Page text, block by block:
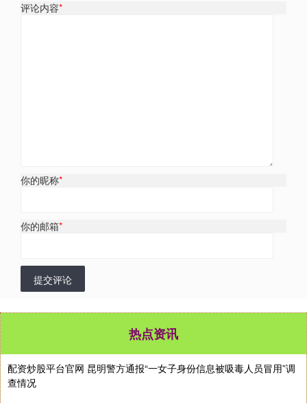
评论内容*
你的昵称*
你的邮箱*
提交评论
热点资讯
配资炒股平台官网 昆明警方通报“一女子身份信息被吸毒人员冒用”调
查情况